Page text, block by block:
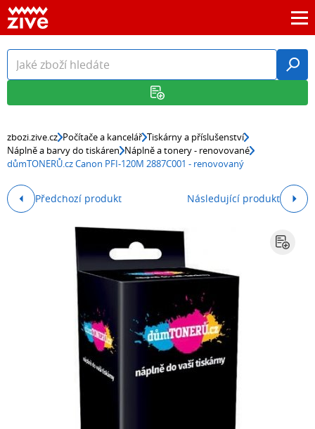
zbozi.zive.cz Počítače a kancelář Tiskárny a příslušenství
Náplně a barvy do tiskáren Náplně a tonery - renovované
důmTONERŮ.cz Canon PFI-120M 2887C001 - renovovaný
Předchozí produkt Následující produkt